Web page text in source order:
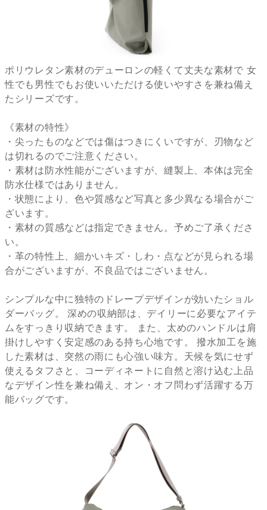
ポリウレタン素材のデューロンの軽くて丈夫な素材で 女
性でも男性でもお使いいただける使いやすさを兼ね備え
たシリーズです。
《素材の特性》
・尖ったものなどでは傷はつきにくいですが、刃物など
は切れるのでご注意ください。
・素材は防水性能がございますが、縫製上、本体は完全
防水仕様ではありません。
・状態により、色や質感など写真と多少異なる場合がご
ざいます。
・素材の質感などは指定できません。予めご了承くださ
い。
・革の特性上、細かいキズ・しわ・点などが見られる場
合がございますが、不良品ではございません。
シンプルな中に独特のドレープデザインが効いたショル
ダーバッグ。 深めの収納部は、デイリーに必要なアイテ
ムをすっきり収納できます。 また、太めのハンドルは肩
掛けしやすく安定感のある持ち心地です。 撥水加工を施
した素材は、突然の雨にも心強い味方。天候を気にせず
使えるタフさと、コーディネートに自然と溶け込む上品
なデザイン性を兼ね備え、オン・オフ問わず活躍する万
能バッグです。